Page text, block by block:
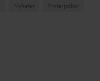
Nyheter
Vinterjackor